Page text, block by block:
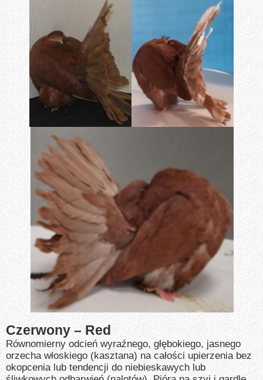
Czerwony – Red
Równomierny odcień wyraźnego, głębokiego, jasnego
orzecha włoskiego (kasztana) na całości upierzenia bez
okopcenia lub tendencji do niebieskawych lub